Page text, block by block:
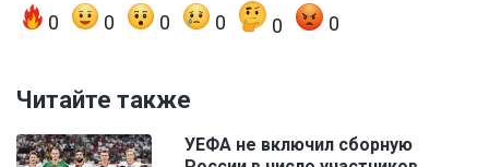
0 0 0 0 0 0
Читайте также
УЕФА не включил сборную